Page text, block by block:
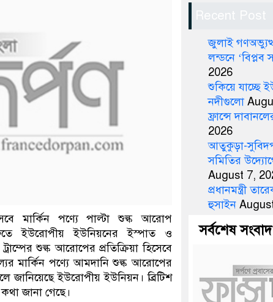
মার্কিন পণ্যে পাল্টা শুল্ক আরোপ
ইউরোপীয় ইউনিয়নের ইস্পাত ও
শুল্ক আরোপের প্রতিক্রিয়া হিসেবে
মার্কিন পণ্যে আমদানি শুল্ক আরোপের
জানিয়েছে ইউরোপীয় ইউনিয়ন। ব্রিটিশ
জানা গেছে।
Recent Post
জুলাই
লন্ডনে ‘বিপ্লব
2026
শুকিয়ে যাচ্ছে
নদীগুলো
ফ্রান্সে
2026
আতুকুড়া-
সমিতির
August 7,
প্রধানমন্ত্রী
হুসাইন
সর্বশেষ সংবাদ